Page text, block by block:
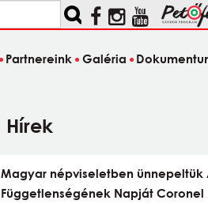
Partnereink Galéria
Hírek
Magyar népviseletben ünnepeltük
Függetlenségének Napját Coronel